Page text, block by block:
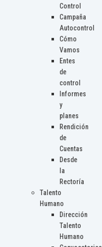
Control
Campaña
Autocontrol
Cómo
Vamos
Entes
de
control
Informes
y
planes
Rendición
de
Cuentas
Desde
la
Rectoría
Talento
Humano
Dirección
Talento
Humano